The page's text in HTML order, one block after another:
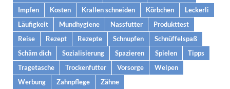
Impfen
Kosten Krallen schneiden Körbchen
Leckerli
Läufigkeit
Mundhygiene Nassfutter
Produkttest
Reise
Rezept Rezepte Schnupfen
Schnüffelspaß
Schäm dich
Sozialisierung Spazieren Spielen
Tipps
Tragetasche
Trockenfutter Vorsorge
Welpen
Werbung
Zahnpflege Zähne